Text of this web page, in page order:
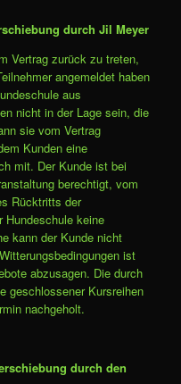
durch Jil Meyer
Vertrag zurück zu treten,
angemeldet haben
aus
nicht in der Lage sein, die
sie vom Vertrag
Kunden eine
mit. Der Kunde ist bei
berechtigt, vom
Rücktritts der
Hundeschule keine
kann der Kunde nicht
ist
abzusagen. Die durch
geschlossener Kursreihen
nachgeholt.
durch den